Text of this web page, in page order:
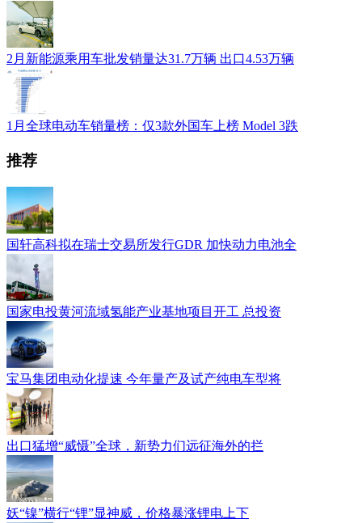
2月新能源乘用车批发销量达31.7万辆 出口4.53万辆
1月全球电动车销量榜：仅3款外国车上榜 Model 3跌
推荐
国轩高科拟在瑞士交易所发行GDR 加快动力电池全
国家电投黄河流域氢能产业基地项目开工 总投资
宝马集团电动化提速 今年量产及试产纯电车型将
出口猛增“威慑”全球，新势力们远征海外的拦
妖“镍”横行“锂”显神威，价格暴涨锂电上下